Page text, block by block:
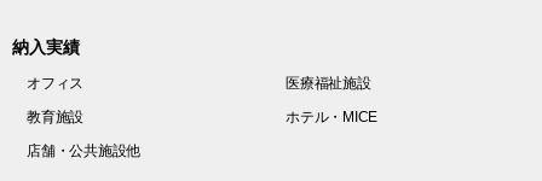
納入実績
オフィス
医療福祉施設
教育施設
ホテル・MICE
店舗・公共施設他